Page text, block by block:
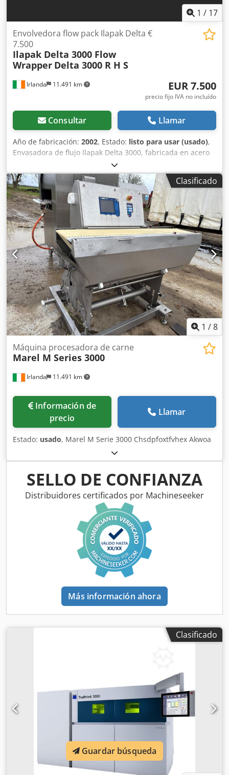
1 / 17
Irlanda 11.491 km
Envolvedora flow pack Ilapak Delta €
7.500
Ilapak Delta 3000 Flow
Wrapper Delta 3000 R H S
EUR 7.500
precio fijo IVA no incluído
Consultar Llamar
Año de fabricación: 2002, Estado: listo para usar (usado),
Envasadora de flujo Ilapak Delta 3000, fabricada en acero
inoxidable Con sistema de inyección de gas Cedpsy
Rvfqofx Akwoha Actualmente en uso diario Lista para ser
retirada La barra de sellado tiene una anchura de 250 mm
Véase el vídeo adjunto Precio: 7.500 € Podemos organizar
el transporte y la entrega.
Clasificado
1 /8
Irlanda 11.491 km
Máquina procesadora de carne
Marel M Series 3000
Información de
precio
Llamar
Estado: usado, Marel M Serie 3000 Chsdpfoxtfvhex Akwoa
SELLO DE CONFIANZA
Distribuidores certificados por Machineseeker
Más información ahora
Clasificado
Guardar búsqueda